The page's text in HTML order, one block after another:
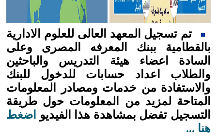
تم تسجيل المعهد العالى للعلوم الادارية
بالقطامية ببنك المعرفه المصرى وعلى
السادة اعضاء هيئة التدريس والباحثين
والطلاب اعداد حسابات للدخول للبنك
والاستفادة من خدمات ومصادر المعلومات
المتاحة لمزيد من المعلومات حول طريقة
التسجيل تفضل بمشاهدة هذا الفيديواضغط
هنا ...